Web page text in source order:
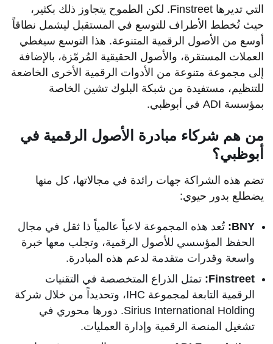
التي تديرها Finstreet. لكن الطموح يتجاوز ذلك بكثير،
حيث تُخطط الأطراف للتوسع في المستقبل ليشمل نطاقاً
أوسع من الأصول الرقمية المتنوعة. هذا التوسع سيغطي
العملات المستقرة، والأصول الحقيقية المُرمّزة، بالإضافة
إلى مجموعة متنوعة من الأدوات الرقمية الأخرى الخاضعة
للتنظيم، مستفيدة من شبكة البلوك تشين الخاصة
بمؤسسة ADI في أبوظبي.
من هم شركاء مبادرة الأصول الرقمية في
أبوظبي؟
تضم هذه الشراكة جهات رائدة في مجالاتها، كل منها
يضطلع بدور حيوي:
BNY: تُعد هذه المجموعة لاعباً عالمياً ذا ثقل في مجال
الحفظ المؤسسي للأصول الرقمية، وتجلب معها خبرة
واسعة وقدرات متقدمة لدعم هذه المبادرة.
Finstreet: تمثل الذراع المتخصصة في التقنيات
الرقمية التابعة لمجموعة IHC، وتحديداً من خلال شركة
Sirius International Holding. دورها محوري في
تشغيل المنصة الرقمية وإدارة العمليات.